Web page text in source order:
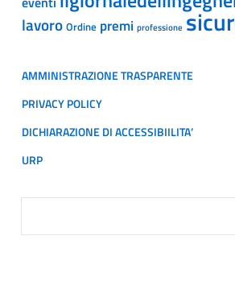
lavoro Ordine premi professione
AMMINISTRAZIONE TRASPARENTE
PRIVACY POLICY
DICHIARAZIONE DI ACCESSIBIILITA’
URP